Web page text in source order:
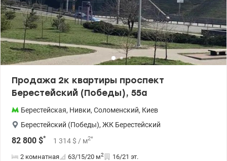
Продажа 2к квартиры проспект
Берестейский (Победы), 55а
Берестейская, Нивки, Соломенский, Киев
Берестейский (Победы), ЖК Берестейский
82 800 $* 1 314 $ / м2*
2 комнатная 63/15/20 м2 16/21 эт.